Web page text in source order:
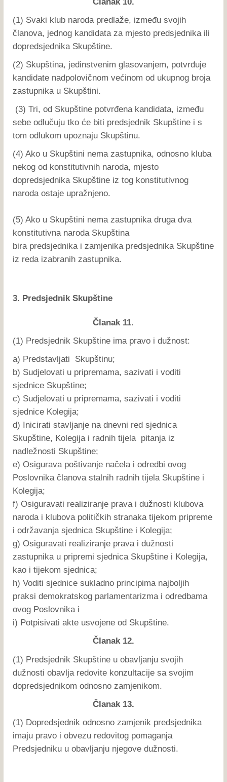
(1) Svaki klub naroda predlaže, između svojih
članova, jednog kandidata za mjesto predsjednika ili
dopredsjednika Skupštine.
(2) Skupština, jedinstvenim glasovanjem, potvrđuje
kandidate nadpolovičnom većinom od ukupnog broja
zastupnika u Skupštini.
(3) Tri, od Skupštine potvrđena kandidata, između
sebe odlučuju tko će biti predsjednik Skupštine i s
tom odlukom upoznaju Skupštinu.
(4) Ako u Skupštini nema zastupnika, odnosno kluba
nekog od konstitutivnih naroda, mjesto
dopredsjednika Skupštine iz tog konstitutivnog
naroda ostaje upražnjeno.
(5) Ako u Skupštini nema zastupnika druga dva
konstitutivna naroda Skupština
bira predsjednika i zamjenika predsjednika Skupštine
iz reda izabranih zastupnika.
3. Predsjednik Skupštine
Članak 11.
(1) Predsjednik Skupštine ima pravo i dužnost:
a) Predstavljati Skupštinu;
b) Sudjelovati u pripremama, sazivati i voditi
sjednice Skupštine;
c) Sudjelovati u pripremama, sazivati i voditi
sjednice Kolegija;
d) Inicirati stavljanje na dnevni red sjednica
Skupštine, Kolegija i radnih tijela pitanja iz
nadležnosti Skupštine;
e) Osigurava poštivanje načela i odredbi ovog
Poslovnika članova stalnih radnih tijela Skupštine i
Kolegija;
f) Osiguravati realiziranje prava i dužnosti klubova
naroda i klubova političkih stranaka tijekom pripreme
i održavanja sjednica Skupštine i Kolegija;
g) Osiguravati realiziranje prava i dužnosti
zastupnika u pripremi sjednica Skupštine i Kolegija,
kao i tijekom sjednica;
h) Voditi sjednice sukladno principima najboljih
praksi demokratskog parlamentarizma i odredbama
ovog Poslovnika i
i) Potpisivati akte usvojene od Skupštine.
Članak 12.
(1) Predsjednik Skupštine u obavljanju svojih
dužnosti obavlja redovite konzultacije sa svojim
dopredsjednikom odnosno zamjenikom.
Članak 13.
(1) Dopredsjednik odnosno zamjenik predsjednika
imaju pravo i obvezu redovitog pomaganja
Predsjedniku u obavljanju njegove dužnosti.